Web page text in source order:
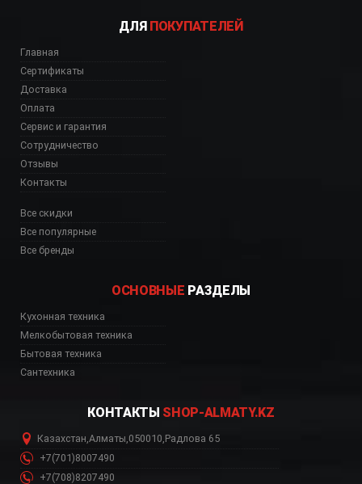
ДЛЯ ПОКУПАТЕЛЕЙ
Главная
Сертификаты
Доставка
Оплата
Сервис и гарантия
Сотрудничество
Отзывы
Контакты
Все скидки
Все популярные
Все бренды
ОСНОВНЫЕ РАЗДЕЛЫ
Кухонная техника
Мелкобытовая техника
Бытовая техника
Сантехника
КОНТАКТЫ SHOP-ALMATY.KZ
Казахстан,Алматы,050010,Радлова 65
+7(701)8007490
+7(708)8207490